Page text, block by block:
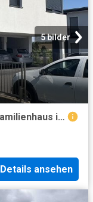
5 bilder
Provisionsfrei! Neuwertiges Mehrfamilienhaus in Idstein
Details ansehen